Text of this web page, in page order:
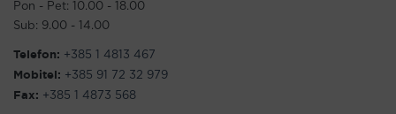
Pon - Pet: 10.00 - 18.00
Sub: 9.00 - 14.00
Telefon: +385 1 4813 467
Mobitel: +385 91 72 32 979
Fax: +385 1 4873 568